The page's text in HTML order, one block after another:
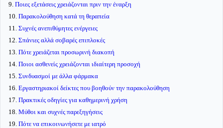
9. Ποιες εξετάσεις χρειάζονται πριν την έναρξη
10. Παρακολούθηση κατά τη θεραπεία
11. Συχνές ανεπιθύμητες ενέργειες
12. Σπάνιες αλλά σοβαρές επιπλοκές
13. Πότε χρειάζεται προσωρινή διακοπή
14. Ποιοι ασθενείς χρειάζονται ιδιαίτερη προσοχή
15. Συνδυασμοί με άλλα φάρμακα
16. Εργαστηριακοί δείκτες που βοηθούν την παρακολούθηση
17. Πρακτικές οδηγίες για καθημερινή χρήση
18. Μύθοι και συχνές παρεξηγήσεις
19. Πότε να επικοινωνήσετε με ιατρό